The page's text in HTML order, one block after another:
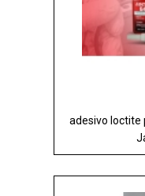
adesivo loctite